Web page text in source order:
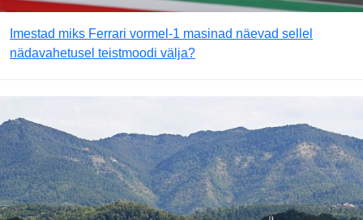
Imestad miks Ferrari vormel-1 masinad näevad sellel
nädavahetusel teistmoodi välja?